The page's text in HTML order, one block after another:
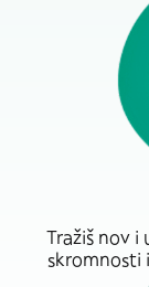
Tražiš nov i
skromnosti